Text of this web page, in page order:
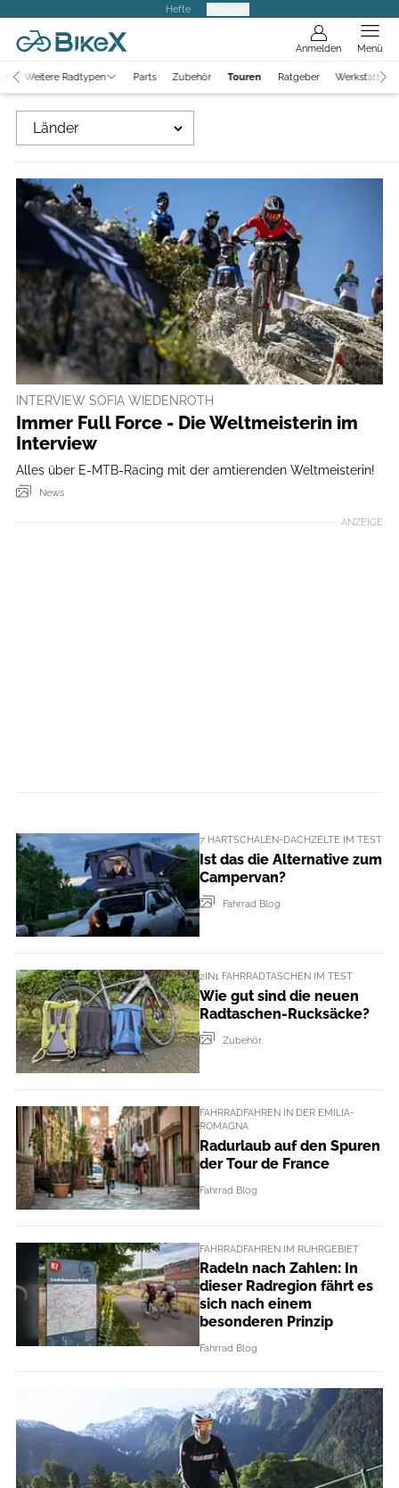
Hefte
Anmelden Menü
Weitere Radtypen Parts Zubehör Touren Ratgeber Werkstatt
Länder
INTERVIEW SOFIA WIEDENROTH
Immer Full Force - Die Weltmeisterin im
Interview
Alles über E-MTB-Racing mit der amtierenden Weltmeisterin!
News
ANZEIGE
7 HARTSCHALEN-DACHZELTE IM TEST
Ist das die Alternative zum
Campervan?
Fahrrad Blog
2IN1 FAHRRADTASCHEN IM TEST
Wie gut sind die neuen
Radtaschen-Rucksäcke?
Zubehör
FAHRRADFAHREN IN DER EMILIA-
ROMAGNA
Radurlaub auf den Spuren
der Tour de France
Fahrrad Blog
FAHRRADFAHREN IM RUHRGEBIET
Radeln nach Zahlen: In
dieser Radregion fährt es
sich nach einem
besonderen Prinzip
Fahrrad Blog